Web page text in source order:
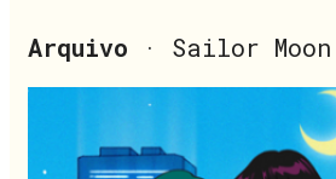
Arquivo · Sailor Moon